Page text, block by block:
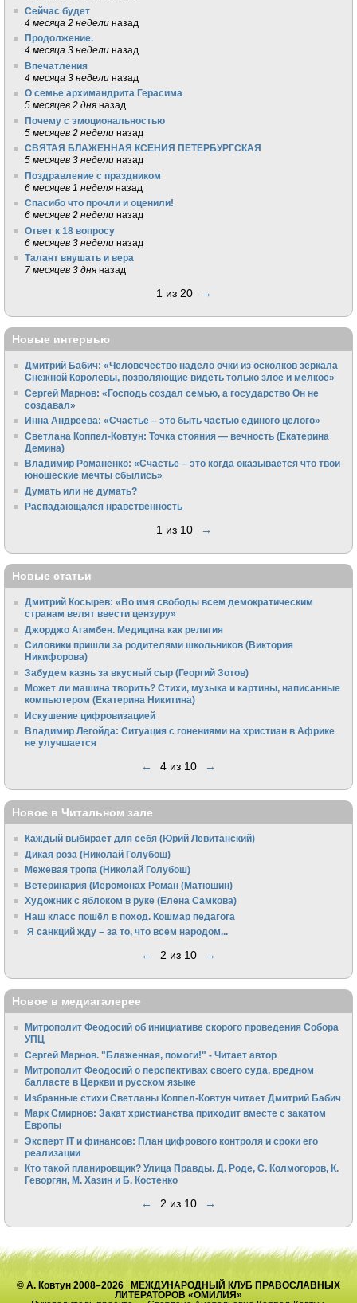
Сейчас будет
4 месяца 2 недели назад
Продолжение.
4 месяца 3 недели назад
Впечатления
4 месяца 3 недели назад
О семье архимандрита Герасима
5 месяцев 2 дня назад
Почему с эмоциональностью
5 месяцев 2 недели назад
СВЯТАЯ БЛАЖЕННАЯ КСЕНИЯ ПЕТЕРБУРГСКАЯ
5 месяцев 3 недели назад
Поздравление с праздником
6 месяцев 1 неделя назад
Спасибо что прочли и оценили!
6 месяцев 2 недели назад
Ответ к 18 вопросу
6 месяцев 3 недели назад
Талант внушать и вера
7 месяцев 3 дня назад
1 из 20 →
Новые интервью
Дмитрий Бабич: «Человечество надело очки из осколков зеркала
Снежной Королевы, позволяющие видеть только злое и мелкое»
Сергей Марнов: «Господь создал семью, а государство Он не
создавал»
Инна Андреева: «Счастье – это быть частью единого целого»
Светлана Коппел-Ковтун: Точка стояния — вечность (Екатерина
Демина)
Владимир Романенко: «Счастье – это когда оказывается что твои
юношеские мечты сбылись»
Думать или не думать?
Распадающаяся нравственность
1 из 10 →
Новые статьи
Дмитрий Косырев: «Во имя свободы всем демократическим
странам велят ввести цензуру»
Джорджо Агамбен. Медицина как религия
Силовики пришли за родителями школьников (Виктория
Никифорова)
Забудем казнь за вкусный сыр (Георгий Зотов)
Может ли машина творить? Стихи, музыка и картины, написанные
компьютером (Екатерина Никитина)
Искушение цифровизацией
Владимир Легойда: Ситуация с гонениями на христиан в Африке
не улучшается
← 4 из 10 →
Новое в Читальном зале
Каждый выбирает для себя (Юрий Левитанский)
Дикая роза (Николай Голубош)
Межевая тропа (Николай Голубош)
Ветеринария (Иеромонах Роман (Матюшин)
Художник с яблоком в руке (Елена Самкова)
Наш класс пошёл в поход. Кошмар педагога
Я санкций жду – за то, что всем народом...
← 2 из 10 →
Новое в медиагалерее
Митрополит Феодосий об инициативе скорого проведения Собора
УПЦ
Сергей Марнов. "Блаженная, помоги!" - Читает автор
Митрополит Феодосий о перспективах своего суда, вредном
балласте в Церкви и русском языке
Избранные стихи Светланы Коппел-Ковтун читает Дмитрий Бабич
Марк Смирнов: Закат христианства приходит вместе с закатом
Европы
Эксперт IT и финансов: План цифрового контроля и сроки его
реализации
Кто такой планировщик? Улица Правды. Д. Роде, С. Колмогоров, К.
Геворгян, М. Хазин и Б. Костенко
← 2 из 10 →
© А. Ковтун 2008–2026 МЕЖДУНАРОДНЫЙ КЛУБ ПРАВОСЛАВНЫХ
ЛИТЕРАТОРОВ «ОМИЛИЯ»